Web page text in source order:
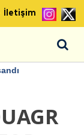
İletişim